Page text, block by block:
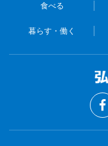
食べる
暮らす・働く